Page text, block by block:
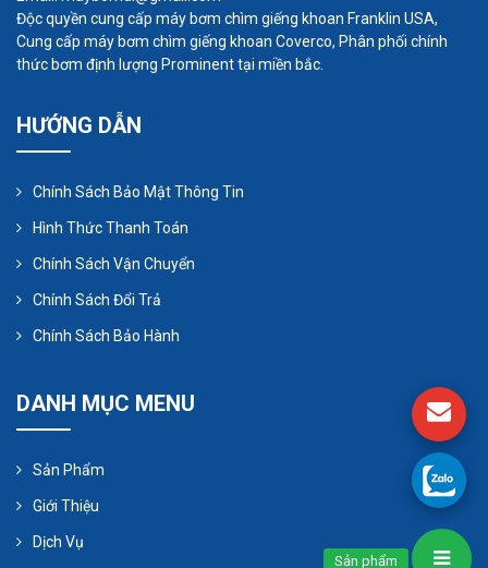
Độc quyền cung cấp máy bơm chìm giếng khoan Franklin USA,
Cung cấp máy bơm chìm giếng khoan Coverco, Phân phối chính
thức bơm định lượng Prominent tại miền bắc.
HƯỚNG DẪN
Chính Sách Bảo Mật Thông Tin
Hình Thức Thanh Toán
Chính Sách Vận Chuyển
Chính Sách Đổi Trả
Chính Sách Bảo Hành
DANH MỤC MENU
Sản Phẩm
Giới Thiệu
Dịch Vụ
Sản phẩm